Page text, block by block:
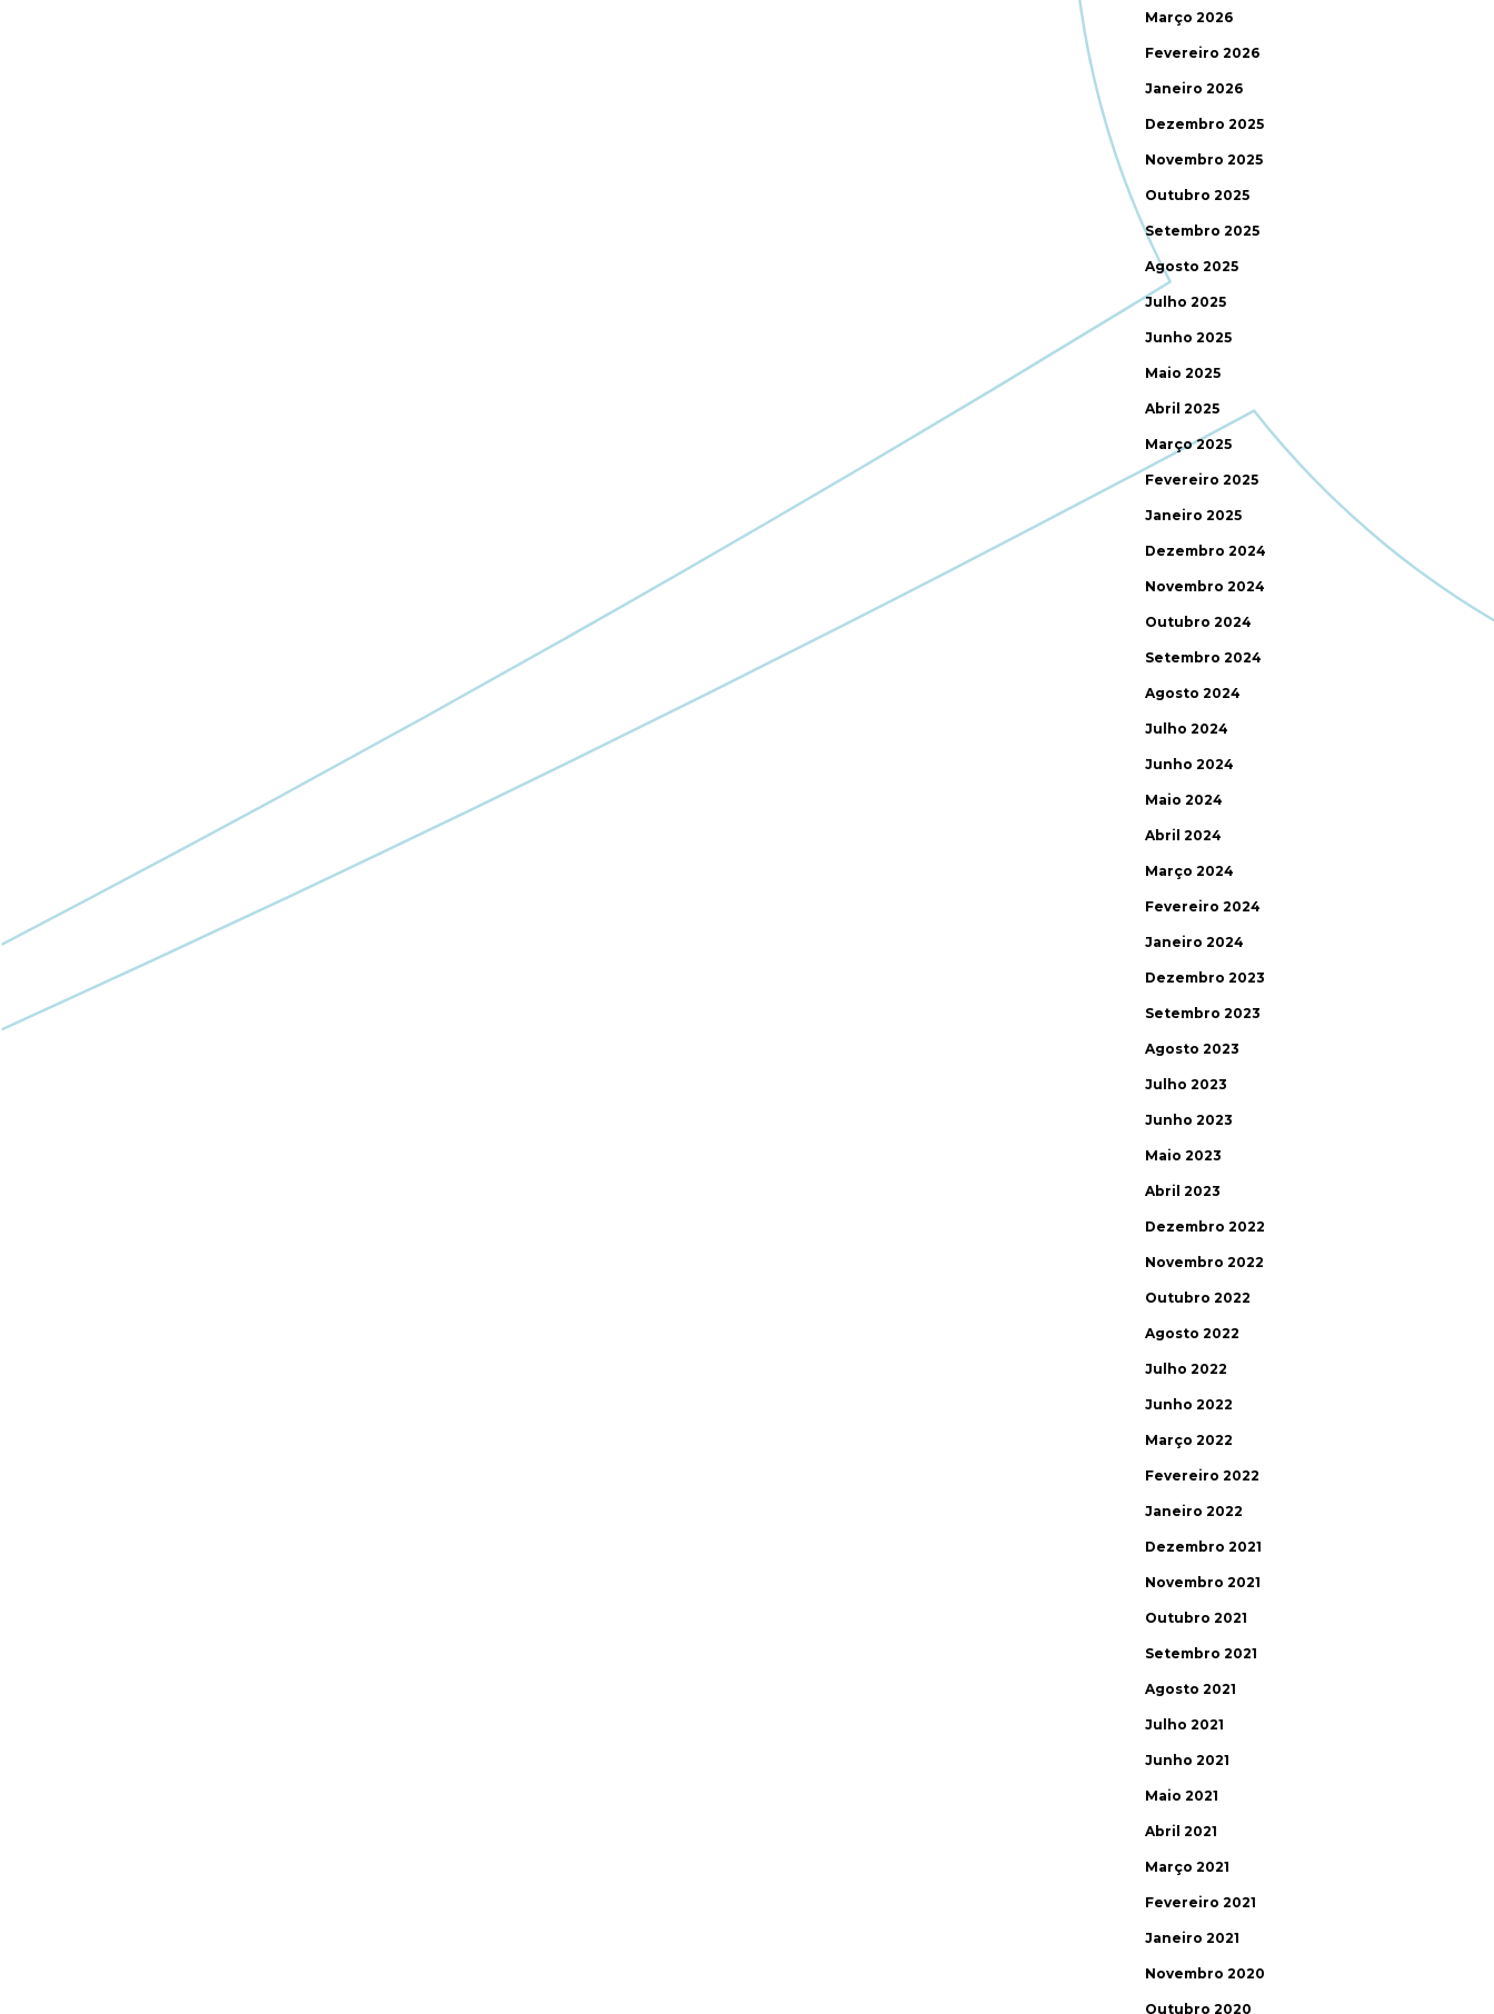
Março 2026
Fevereiro 2026
Janeiro 2026
Dezembro 2025
Novembro 2025
Outubro 2025
Setembro 2025
Agosto 2025
Julho 2025
Junho 2025
Maio 2025
Abril 2025
Março 2025
Fevereiro 2025
Janeiro 2025
Dezembro 2024
Novembro 2024
Outubro 2024
Setembro 2024
Agosto 2024
Julho 2024
Junho 2024
Maio 2024
Abril 2024
Março 2024
Fevereiro 2024
Janeiro 2024
Dezembro 2023
Setembro 2023
Agosto 2023
Julho 2023
Junho 2023
Maio 2023
Abril 2023
Dezembro 2022
Novembro 2022
Outubro 2022
Agosto 2022
Julho 2022
Junho 2022
Março 2022
Fevereiro 2022
Janeiro 2022
Dezembro 2021
Novembro 2021
Outubro 2021
Setembro 2021
Agosto 2021
Julho 2021
Junho 2021
Maio 2021
Abril 2021
Março 2021
Fevereiro 2021
Janeiro 2021
Novembro 2020
Outubro 2020